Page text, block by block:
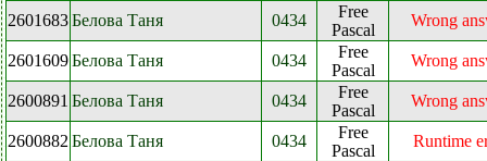
2601683Белова Таня 0434
Free
Pascal
Wrong
2601609Белова Таня 0434
Free
Pascal
Wrong
2600891 Белова Таня 0434
Free
Pascal
Wrong
2600882 Белова Таня 0434
Free
Pascal
Runtime